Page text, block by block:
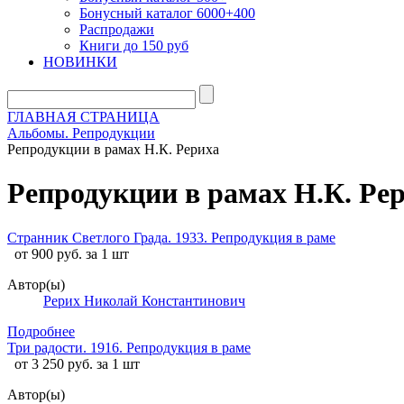
Бонусный каталог 6000+400
Распродажи
Книги до 150 руб
НОВИНКИ
ГЛАВНАЯ СТРАНИЦА
Альбомы. Репродукции
Репродукции в рамах Н.К. Рериха
Репродукции в рамах Н.К.
Странник Светлого Града. 1933. Репродукция в раме
от 900 руб. за 1 шт
Автор(ы)
Рерих Николай Константинович
Подробнее
Три радости. 1916. Репродукция в раме
от 3 250 руб. за 1 шт
Автор(ы)